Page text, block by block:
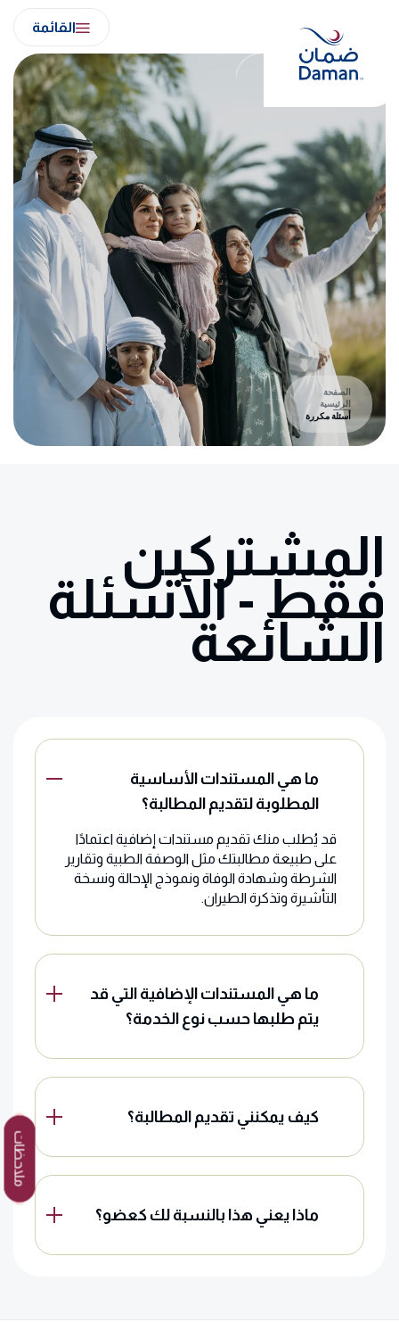
content
القائمة
الصفحة
الرئيسية
أسئلة مكررة
المشتركين
فقط - الأسئلة
الشائعة
ما هي المستندات الأساسية
المطلوبة لتقديم المطالبة؟
قد يُطلب منك تقديم مستندات إضافية اعتمادًا
على طبيعة مطالبتك مثل الوصفة الطبية وتقارير
الشرطة وشهادة الوفاة ونموذج الإحالة ونسخة
التأشيرة وتذكرة الطيران.
ما هي المستندات الإضافية التي قد
يتم طلبها حسب نوع الخدمة؟
كيف يمكنني تقديم المطالبة؟
ماذا يعني هذا بالنسبة لك كعضو؟
ملاحظات